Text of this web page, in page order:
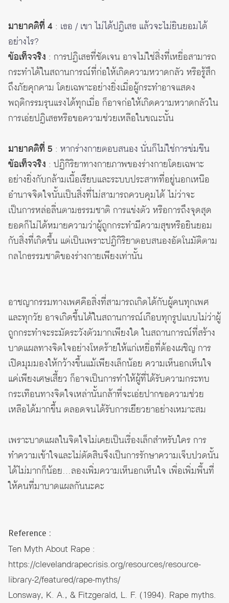
มายาคติที่ 4 : เธอ / เขา ไม่ได้ปฏิเสธ แล้วจะไม่ยินยอมได้
อย่างไร?
ข้อเท็จจริง : การปฏิเสธที่ชัดเจน อาจไม่ใช่สิ่งที่เหยื่อสามารถ
กระทำได้ในสถานการณ์ที่ก่อให้เกิดความหวาดกลัว หรือรู้สึก
ถึงภัยคุกคาม โดยเฉพาะอย่างยิ่งเมื่อผู้กระทำอาจแสดง
พฤติกรรมรุนแรงได้ทุกเมื่อ ก็อาจก่อให้เกิดความหวาดกลัวใน
การเอ่ยปฏิเสธหรือขอความช่วยเหลือในขณะนั้น
มายาคติที่ 5 : หากร่างกายตอบสนอง นั่นก็ไม่ใช่การข่มขืน
ข้อเท็จจริง : ปฏิกิริยาทางกายภาพของร่างกายโดยเฉพาะ
อย่างยิ่งกับกล้ามเนื้อเรียบและระบบประสาทที่อยู่นอกเหนือ
อำนาจจิตใจนั้นเป็นสิ่งที่ไม่สามารถควบคุมได้ ไม่ว่าจะ
เป็นการหล่อลื่นตามธรรมชาติ การแข่งตัว หรือการถึงจุดสุด
ยอดก็ไม่ได้หมายความว่าผู้ถูกกระทำมีความสุขหรือยินยอม
กับสิ่งที่เกิดขึ้น แต่เป็นเพราะปฏิกิริยาตอบสนองอัตโนมัติตาม
กลไกธรรมชาติของร่างกายเพียงเท่านั้น
อาชญากรรมทางเพศคือสิ่งที่สามารถเกิดได้กับผู้คนทุกเพศ
และทุกวัย อาจเกิดขึ้นได้ในสถานการณ์เกือบทุกรูปแบบไม่ว่าผู้
ถูกกระทำจะระมัดระวังตัวมากเพียงใด ในสถานการณ์ที่สร้าง
บาดแผลทางจิตใจอย่างโหดร้ายให้แก่เหยื่อที่ต้องเผชิญ การ
เปิดมุมมองให้กว้างขึ้นแม้เพียงเล็กน้อย ความเห็นอกเห็นใจ
แค่เพียงเศษเสี้ยว ก็อาจเป็นการทำให้ผู้ที่ได้รับความกระทบ
กระเทือนทางจิตใจเหล่านั้นกล้าที่จะเอ่ยปากขอความช่วย
เหลือได้มากขึ้น ตลอดจนได้รับการเยียวยาอย่างเหมาะสม
เพราะบาดแผลในจิตใจไม่เคยเป็นเรื่องเล็กสำหรับใคร การ
ทำความเข้าใจและไม่ตัดสินจึงเป็นการรักษาความเจ็บปวดนั้น
ได้ไม่มากก็น้อย…ลองเพิ่มความเห็นอกเห็นใจ เพื่อเพิ่มพื้นที่
ให้คนที่มาบาดแผลกันนะคะ
Reference :
Ten Myth About Rape :
https://clevelandrapecrisis.org/resources/resource-
library-2/featured/rape-myths/
Lonsway, K. A., & Fitzgerald, L. F. (1994). Rape myths.